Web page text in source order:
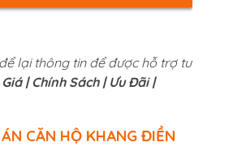
lại thông tin để được hỗ trợ tư
| Chính Sách | Ưu Đãi |
CĂN HỘ KHANG ĐIỀN